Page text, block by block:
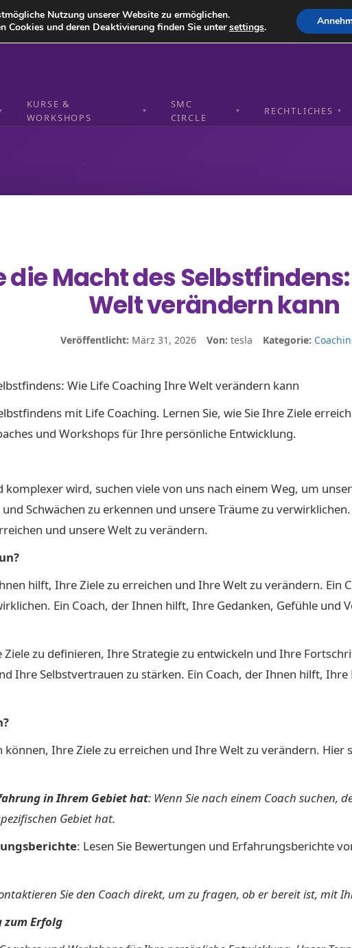
In den Ultra Modus
KURSE &
WORKSHOPS
▼
SMC
CIRCLE
▼ RECHTLICHES ▼
die Macht des
Welt verändern kann
Veröffentlicht: März 31, 2026 Von: tesla Kategorie:
Wie Life Coaching Ihre Welt verändern kann
mit Life Coaching. Lernen Sie, wie Sie Ihre Ziele
und Workshops für Ihre persönliche Entwicklung.
wird, suchen viele von uns nach einem Weg, um
Schwächen zu erkennen und unsere Träume zu
und unsere Welt zu verändern.
hilft, Ihre Ziele zu erreichen und Ihre Welt zu verändern. Ein
Ein Coach, der Ihnen hilft, Ihre Gedanken, Gefühle und
Ziele zu definieren, Ihre Strategie zu entwickeln und Ihre
Ihre Selbstvertrauen zu stärken. Ein Coach, der Ihnen hilft,
können, Ihre Ziele zu erreichen und Ihre Welt zu verändern. Hier
in Ihrem Gebiet hat: Wenn Sie nach einem Coach suchen,
Gebiet hat.
: Lesen Sie Bewertungen und Erfahrungsberichte
Sie den Coach direkt, um zu fragen, ob er bereit ist, mit
zum Erfolg
Nutzung unserer Website zu ermöglichen.
Cookies und deren Deaktivierung finden Sie untersettings.